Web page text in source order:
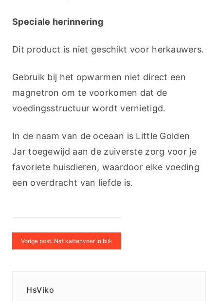
Speciale herinnering
Dit product is niet geschikt voor herkauwers.
Gebruik bij het opwarmen niet direct een
magnetron om te voorkomen dat de
voedingsstructuur wordt vernietigd.
In de naam van de oceaan is Little Golden
Jar toegewijd aan de zuiverste zorg voor je
favoriete huisdieren, waardoor elke voeding
een overdracht van liefde is.
Vorige post: Nat kattenvoer in blik
HsViko